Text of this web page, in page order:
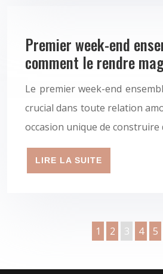
Premier week-end
comment le rendre
Le premier week-end
crucial dans toute relation
occasion unique de construire
LIRE LA SUITE
1 2 3 4 5